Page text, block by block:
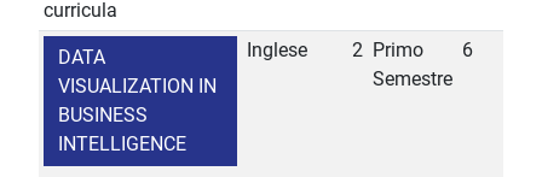
curricula
DATA
VISUALIZATION IN
BUSINESS
INTELLIGENCE
Inglese 2 Primo
Semestre
6